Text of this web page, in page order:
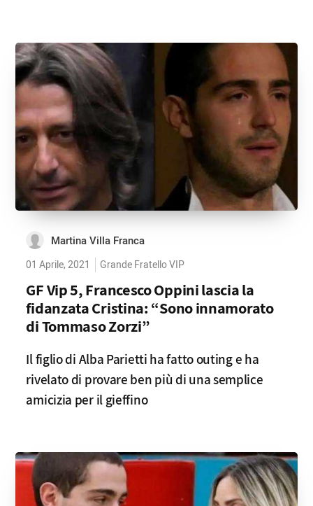
Martina Villa Franca
01 Aprile, 2021 Grande Fratello VIP
GF Vip 5, Francesco Oppini lascia la
fidanzata Cristina: “Sono innamorato
di Tommaso Zorzi”
Il figlio di Alba Parietti ha fatto outing e ha
rivelato di provare ben più di una semplice
amicizia per il gieffino